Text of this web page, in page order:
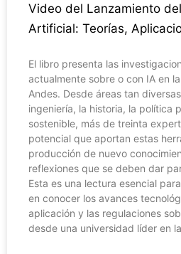
Video del Lanzamiento
Artificial: Teorías,
El libro presenta las
actualmente sobre o con IA en
Andes. Desde áreas tan
ingeniería, la historia, la política
sostenible, más de treinta
potencial que aportan estas
producción de nuevo
reflexiones que se deben dar
Esta es una lectura esencial
en conocer los avances
aplicación y las regulaciones
desde una universidad líder en